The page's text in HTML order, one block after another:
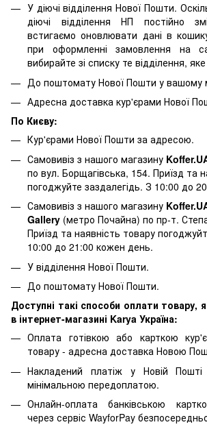
У діючі відділення Нової Пошти.
діючі відділення НП постійно
встигаємо оновлювати дані в
при оформленні замовлення на
вибирайте зі списку те відділення,
До поштомату Нової Пошти у вашому
Адресна доставка кур'єрами Нової
По Києву:
Кур'єрами Нової Пошти за адресою.
Самовивіз з нашого магазину
по вул. Борщагівська, 154. Приїзд та
погоджуйте заздалегідь. З 10:00 до
Самовивіз з нашого магазину
Gallery (метро Почайна) по пр-т.
Приїзд та наявність товару
10:00 до 21:00 кожен день.
У відділення Нової Пошти.
До поштомату Нової Пошти.
Доступні такі способи оплати товару,
в інтернет-магазині Karya Україна:
Оплата готівкою або карткою
товару - адресна доставка Новою
Накладений платіж у Новій
мінімальною передоплатою.
Онлайн-оплата банківською
через сервіс WayforPay